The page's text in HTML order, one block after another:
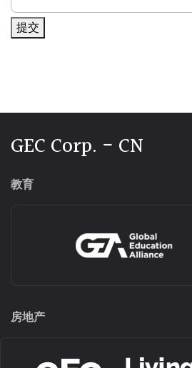
提交
GEC Corp. - CN
教育
房地产